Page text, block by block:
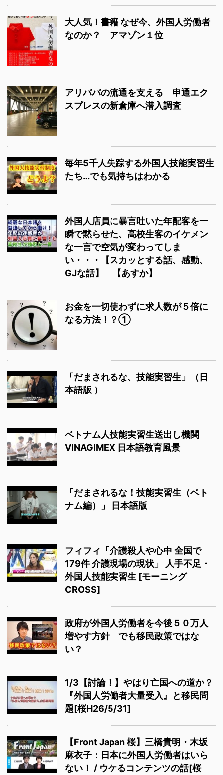
大人気！書籍 なぜ今、外国人労働者
なのか？ アマゾン１位
アリババの流通を支える 申通エク
スプレスの新倉庫へ潜入調査
毎年5千人失踪する外国人技能実習生
たち…でも気持ちはわかる
外国人店員に暴言吐いた年配客を一
瞬で黙らせた、高校生客のイケメン
な一言で空気が変わってしま
い・・・【スカッとする話、感動、
GJな話】 【あすか】
お金を一切使わずに求人数が５倍に
なる方法！？①
「だまされるな、技能実習生」（日
本語版 ）
ベトナム人技能実習生送出し機関
VINAGIMEX 日本語教育風景
「だまされるな！技能実習生（ベト
ナム編）」 日本語版
フィフィ「介護殺人や心中 全国で
179件 介護現場の現状」 人手不足・
外国人技能実習生 [モーニング
CROSS]
政府が外国人労働者を今後５０万人
増やす方針 でも移民政策ではな
い？
1/3【討論！】やはり亡国への道か？
『外国人労働者大量受入』と移民問
題[桜H26/5/31]
【Front Japan 桜】三橋貴明・木坂
麻衣子：日本に外国人労働者はいら
ない！ / ウケるコンテンツの話[桜